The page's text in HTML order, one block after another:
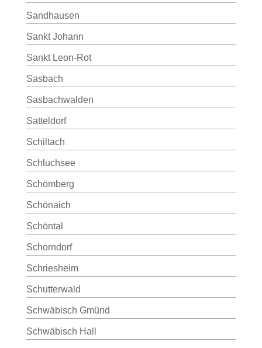
Sandhausen
Sankt Johann
Sankt Leon-Rot
Sasbach
Sasbachwalden
Satteldorf
Schiltach
Schluchsee
Schömberg
Schönaich
Schöntal
Schorndorf
Schriesheim
Schutterwald
Schwäbisch Gmünd
Schwäbisch Hall